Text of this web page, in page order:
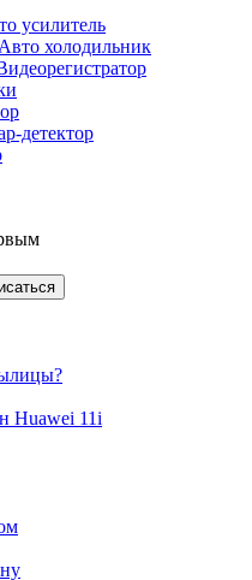
усилитель
Авто холодильник
детектор
Huawei 11i